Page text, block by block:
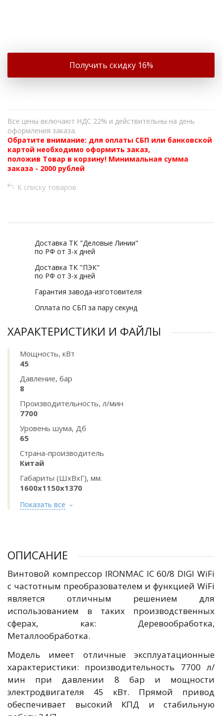
Получить скидку 16%
Все цены включают НДС 22% и действительны на день
оформления заказа.
Обратите внимание: для оплаты СБП или банковской
картой необходимо оформить заказ,
положив Товар в корзину! Минимальная сумма
заказа - 2000 рублей
К списку товаров
Доставка ТК "Деловые Линии"
по РФ от 3-х дней
Доставка ТК "ПЭК"
по РФ от 3-х дней
Гарантия завода-изготовителя
Оплата по СБП за пару секунд
ХАРАКТЕРИСТИКИ И ФАЙЛЫ
Мощность, кВт
45
Давление, бар
8
Производительность, л/мин
7700
Уровень шума, Дб
65
Страна-производитель
Китай
Габариты (ШхВхГ), мм.
1600x1150x1370
Показать все
ОПИСАНИЕ
Винтовой компрессор IRONMAC IC 60/8 DIGI WiFi
с частотным преобразователем и функцией WiFi
является отличным решением для
использованием в таких производственных
сферах, как: Деревообработка,
Металлообработка.
Модель имеет отличные эксплуатационные
характеристики: производительность 7700 л/
мин при давлении 8 бар и мощности
электродвигателя 45 кВт. Прямой привод
обеспечивает высокий КПД и стабильную